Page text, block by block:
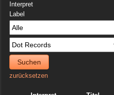
Interpret
Label
Suchen
zurücksetzen